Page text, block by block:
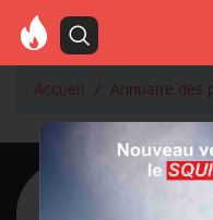
Accueil Annuaire des
<